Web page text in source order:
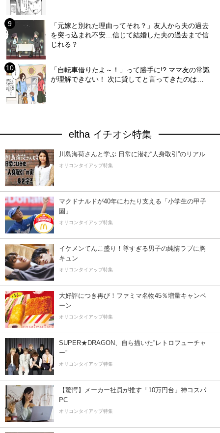
「元嫁と別れた理由ってそれ？」友人から夫の過去
を突っ込まれ不安…信じて結婚した夫の過去まで信
じれる？
「自転車借りたよ～！」って勝手に!? ママ友の常識
が理解できない！ 次に貸してと言ってきたのは…
eltha イチオシ特集
川島海荷さんと学ぶ 日常に潜む“人身取引”のリアル
オリコンタイアップ特集
マクドナルドが40年にわたり支える「小学生の甲子
園」
オリコンタイアップ特集
イケメンてんこ盛り！尊すぎる男子の純情ラブに胸
キュン
オリコンタイアップ特集
大好評につき再び！ファミマ名物45％増量キャンペ
ーン
オリコンタイアップ特集
SUPER★DRAGON、自ら描いた”レトロフューチャ
ー”
オリコンタイアップ特集
【驚愕】メーカー社員が推す「10万円台」神コスパ
PC
オリコンタイアップ特集